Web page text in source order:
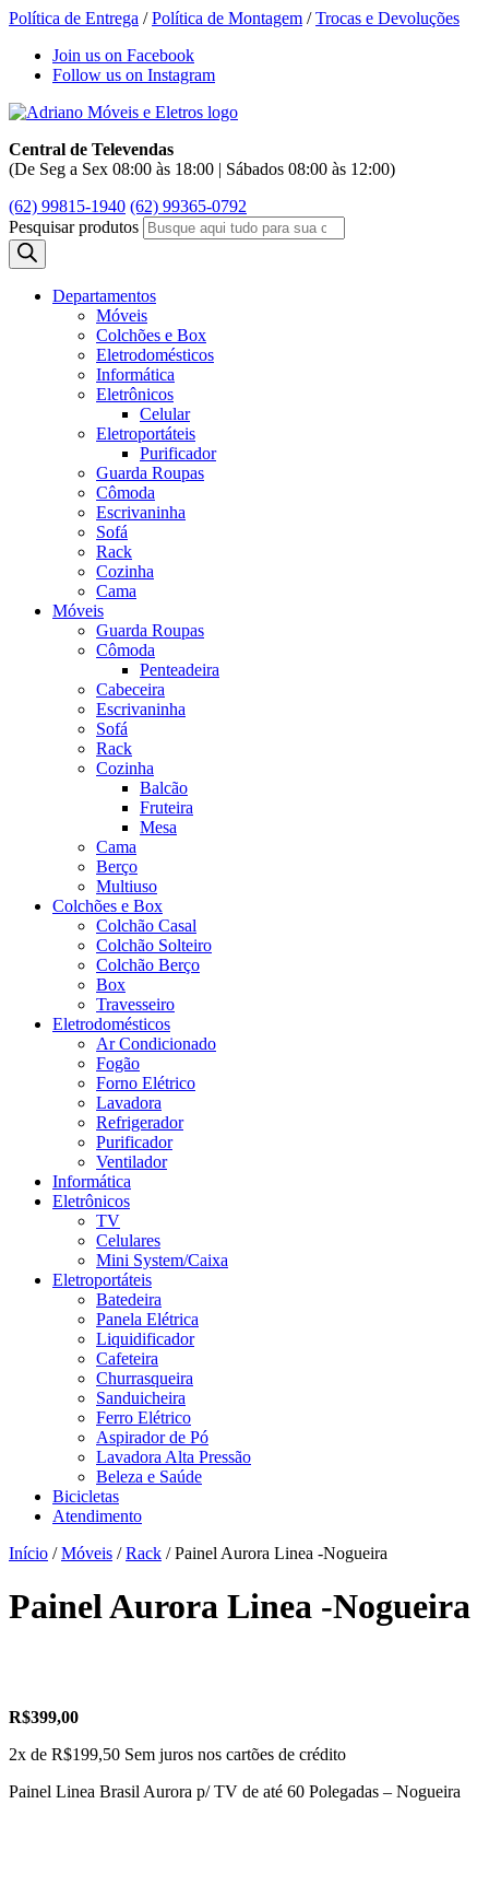
Política de Entrega /Política de Montagem /Trocas e Devoluções
Join us on Facebook
Follow us on Instagram
Central de Televendas
(De Seg a Sex 08:00 às 18:00 | Sábados 08:00 às 12:00)
(62) 99815-1940 (62) 99365-0792
Pesquisar produtos
Departamentos
Móveis
Colchões e Box
Eletrodomésticos
Informática
Eletrônicos
Celular
Eletroportáteis
Purificador
Guarda Roupas
Cômoda
Escrivaninha
Sofá
Rack
Cozinha
Cama
Móveis
Guarda Roupas
Cômoda
Penteadeira
Cabeceira
Escrivaninha
Sofá
Rack
Cozinha
Balcão
Fruteira
Mesa
Cama
Berço
Multiuso
Colchões e Box
Colchão Casal
Colchão Solteiro
Colchão Berço
Box
Travesseiro
Eletrodomésticos
Ar Condicionado
Fogão
Forno Elétrico
Lavadora
Refrigerador
Purificador
Ventilador
Informática
Eletrônicos
TV
Celulares
Mini System/Caixa
Eletroportáteis
Batedeira
Panela Elétrica
Liquidificador
Cafeteira
Churrasqueira
Sanduicheira
Ferro Elétrico
Aspirador de Pó
Lavadora Alta Pressão
Beleza e Saúde
Bicicletas
Atendimento
Início /Móveis /Rack / Painel Aurora Linea -Nogueira
Painel Aurora Linea -Nogueira
R$399,00
2x de R$199,50 Sem juros nos cartões de crédito
Painel Linea Brasil Aurora p/ TV de até 60 Polegadas – Nogueira